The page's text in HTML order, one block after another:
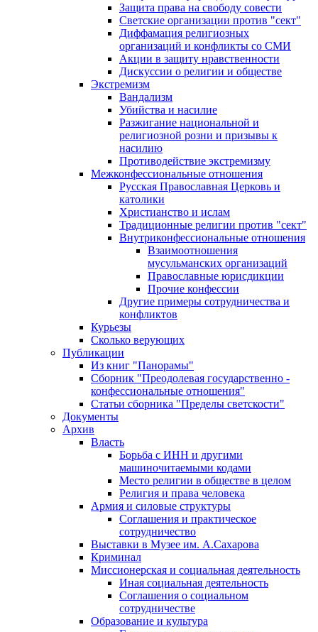
Защита права на свободу совести
Светские организации против "сект"
Диффамация религиозных
организаций и конфликты со СМИ
Акции в защиту нравственности
Дискуссии о религии и обществе
Экстремизм
Вандализм
Убийства и насилие
Разжигание национальной и
религиозной розни и призывы к
насилию
Противодействие экстремизму
Межконфессиональные отношения
Русская Православная Церковь и
католики
Христианство и ислам
Традиционные религии против "сект"
Внутриконфессиональные отношения
Взаимоотношения
мусульманских организаций
Православные юрисдикции
Прочие конфессии
Другие примеры сотрудничества и
конфликтов
Курьезы
Сколько верующих
Публикации
Из книг "Панорамы"
Сборник "Преодолевая государственно -
конфессиональные отношения"
Статьи сборника "Пределы светскости"
Документы
Архив
Власть
Борьба с ИНН и другими
машиночитаемыми кодами
Место религии в обществе в целом
Религия и права человека
Армия и силовые структуры
Соглашения и практическое
сотрудничество
Выставки в Музее им. А.Сахарова
Криминал
Миссионерская и социальная деятельность
Иная социальная деятельность
Соглашения о социальном
сотрудничестве
Образование и культура